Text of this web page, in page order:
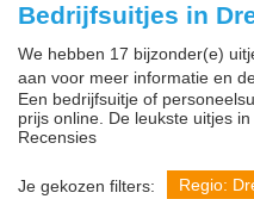
Bedrijfsuitjes in
We hebben 17 bijzonder(e)
aan voor meer informatie en
Een bedrijfsuitje of
prijs online. De leukste uitjes
Recensies
Je gekozen filters: Regio: